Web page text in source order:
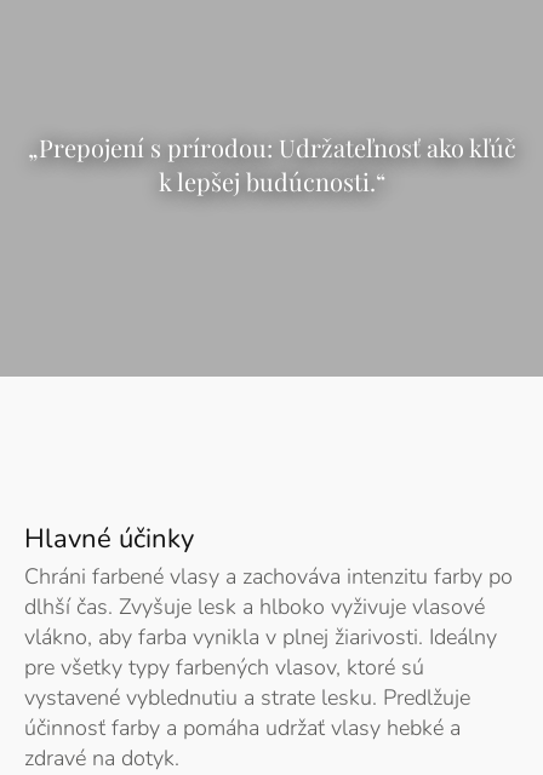
„Prepojení s prírodou: Udržateľnosť ako kľúč
k lepšej budúcnosti.“
Hlavné účinky
Chráni farbené vlasy a zachováva intenzitu farby po
dlhší čas. Zvyšuje lesk a hlboko vyživuje vlasové
vlákno, aby farba vynikla v plnej žiarivosti. Ideálny
pre všetky typy farbených vlasov, ktoré sú
vystavené vyblednutiu a strate lesku. Predlžuje
účinnosť farby a pomáha udržať vlasy hebké a
zdravé na dotyk.